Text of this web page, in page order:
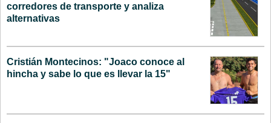
corredores de transporte y analiza
alternativas
Cristián Montecinos: "Joaco conoce al
hincha y sabe lo que es llevar la 15"